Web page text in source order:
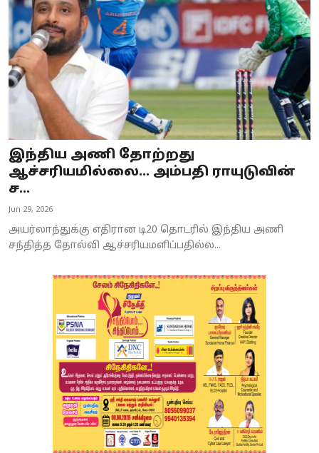
இந்திய அணி தோற்றது
ஆச்சரியமில்லை... அம்பதி ராயுடுவின்
ச...
Jun 29, 2026
அயர்லாந்துக்கு எதிரான டி20 தொடரில் இந்திய அணி
சந்தித்த தோல்வி ஆச்சரியமளிப்பதில்ல...